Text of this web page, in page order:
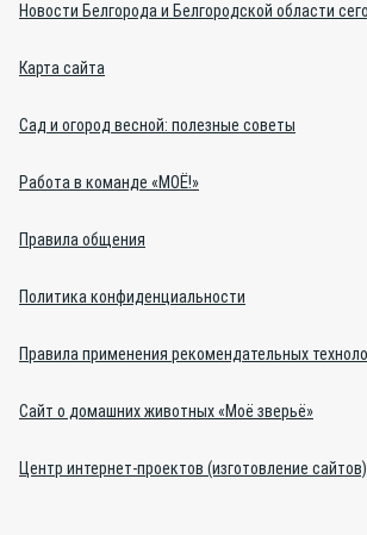
Новости Белгорода и Белгородской области
Карта сайта
Сад и огород весной: полезные советы
Работа в команде «МОЁ!»
Правила общения
Политика конфиденциальности
Правила применения рекомендательных
Сайт о домашних животных «Моё зверьё»
Центр интернет-проектов (изготовление сайтов)